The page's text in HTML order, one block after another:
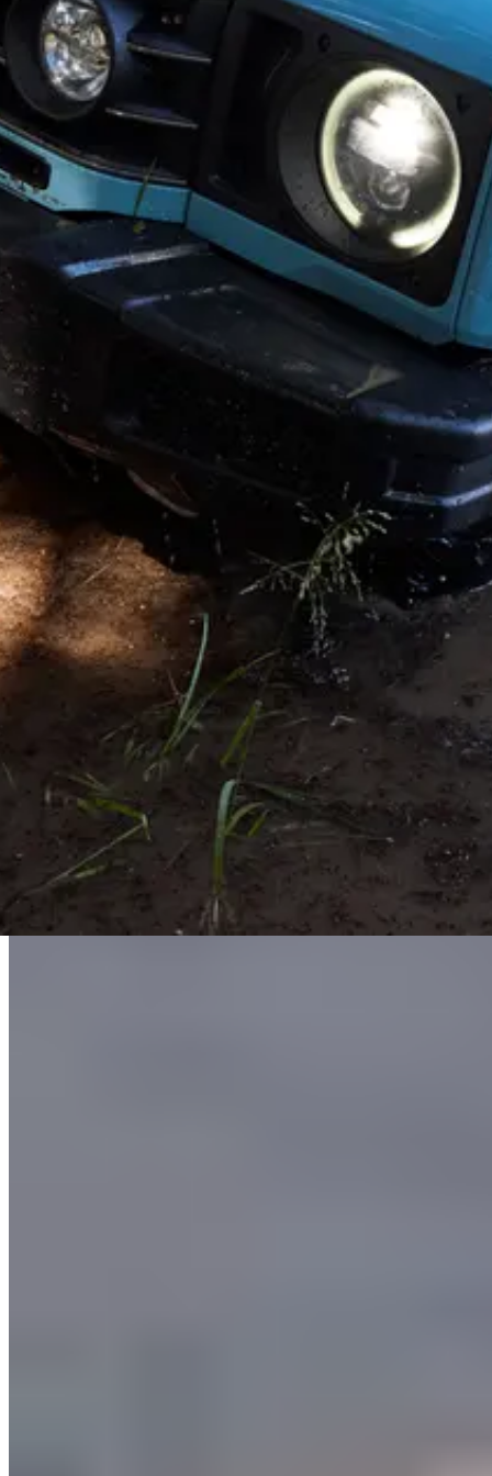
Copyright © 2026. Tous droits réservés. Ce site Web est publié par
INEOS pour le compte de son siège social : 38 Hans Crescent.
Knightsbridge. London SW1X 0LZ. Royaume-Uni. INEOS est une
marque déposée détenue par INEOS Capital Limited.
Avertissement